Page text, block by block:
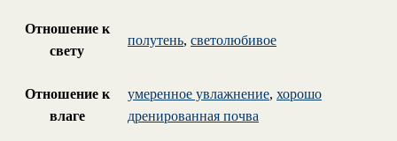
Отношение к
свету
полутень, светолюбивое
Отношение к
влаге
умеренное увлажнение, хорошо
дренированная почва